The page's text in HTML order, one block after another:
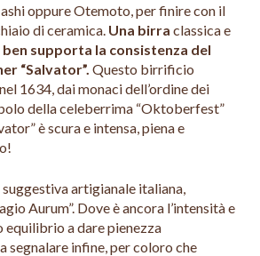
oppure Otemoto, per finire con il
di ceramica. Una birra classica e
ben supporta la consistenza del
“Salvator”. Questo birrificio
1634, dai monaci dell’ordine dei
della celeberrima “Oktoberfest”
è scura e intensa, piena e
artigianale italiana,
Aurum”. Dove è ancora l’intensità e
a dare pienezza
segnalare infine, per coloro che